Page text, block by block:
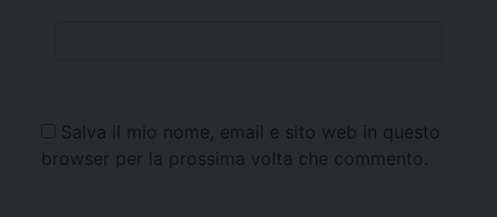
Salva il mio nome, email e sito web in questo
browser per la prossima volta che commento.